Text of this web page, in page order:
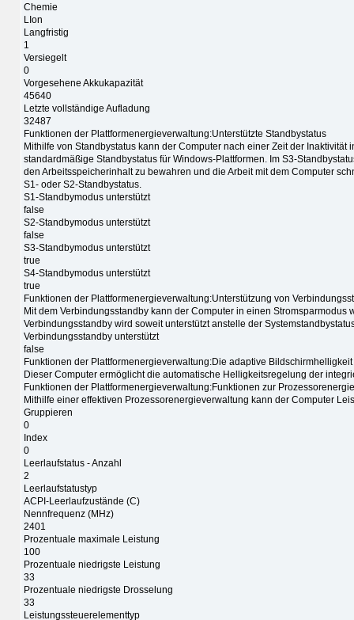
Chemie
LIon
Langfristig
1
Versiegelt
0
Vorgesehene Akkukapazität
45640
Letzte vollständige Aufladung
32487
Funktionen der Plattformenergieverwaltung:Unterstützte Standbystatus
Mithilfe von Standbystatus kann der Computer nach einer Zeit der
standardmäßige Standbystatus für Windows-Plattformen. Im S3-
den Arbeitsspeicherinhalt zu bewahren und die Arbeit mit dem Computer
S1- oder S2-Standbystatus.
S1-Standbymodus unterstützt
false
S2-Standbymodus unterstützt
false
S3-Standbymodus unterstützt
true
S4-Standbymodus unterstützt
true
Funktionen der Plattformenergieverwaltung:Unterstützung von
Mit dem Verbindungsstandby kann der Computer in einen
Verbindungsstandby wird soweit unterstützt anstelle der
Verbindungsstandby unterstützt
false
Funktionen der Plattformenergieverwaltung:Die adaptive
Dieser Computer ermöglicht die automatische Helligkeitsregelung der
Funktionen der Plattformenergieverwaltung:Funktionen zur
Mithilfe einer effektiven Prozessorenergieverwaltung kann der Computer
Gruppieren
0
Index
0
Leerlaufstatus - Anzahl
2
Leerlaufstatustyp
ACPI-Leerlaufzustände (C)
Nennfrequenz (MHz)
2401
Prozentuale maximale Leistung
100
Prozentuale niedrigste Leistung
33
Prozentuale niedrigste Drosselung
33
Leistungssteuerelementtyp